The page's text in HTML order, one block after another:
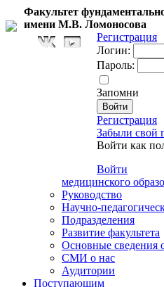
Факультет
имени М.В. Ломоносова
Регистрация
Логин:
Пароль:
Запомни
Регистрация
Забыли свой
Войти как
Войти
медицинского
Руководство
Научно-
Подразделения
Развитие факультета
Основные сведения
СМИ о нас
Аудитории
Поступающим